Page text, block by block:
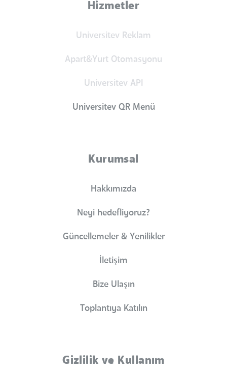
Hizmetler
Universitev Reklam
Apart&Yurt Otomasyonu
Universitev API
Universitev QR Menü
Kurumsal
Hakkımızda
Neyi hedefliyoruz?
Güncellemeler & Yenilikler
İletişim
Bize Ulaşın
Toplantıya Katılın
Gizlilik ve Kullanım